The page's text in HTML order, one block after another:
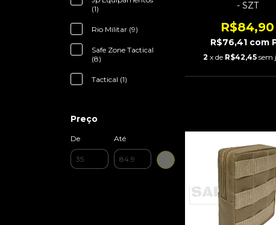
(1)
Rio Militar (9)
Safe Zone Tactical
(8)
Tactical (1)
Preço
De Até
- SZT
R$84,90
R$76,41 com
2 x de R$42,45 sem